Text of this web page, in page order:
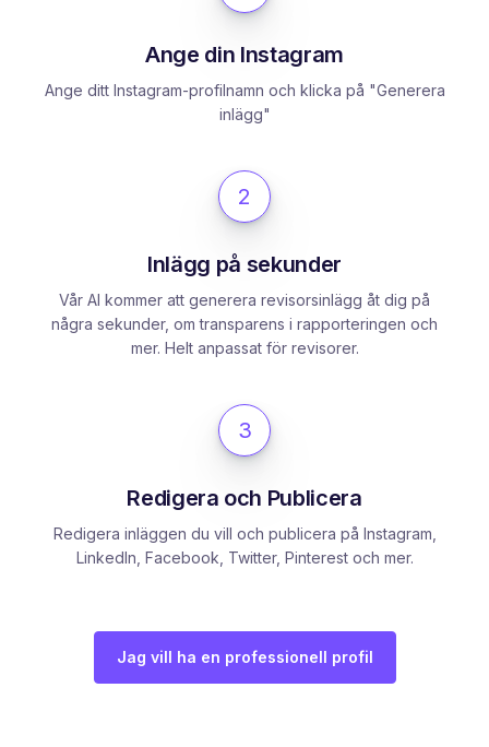
Ange din Instagram
Ange ditt Instagram-profilnamn och klicka på "Generera
inlägg"
2
Inlägg på sekunder
Vår AI kommer att generera revisorsinlägg åt dig på
några sekunder, om transparens i rapporteringen och
mer. Helt anpassat för revisorer.
3
Redigera och Publicera
Redigera inläggen du vill och publicera på Instagram,
LinkedIn, Facebook, Twitter, Pinterest och mer.
Jag vill ha en professionell profil